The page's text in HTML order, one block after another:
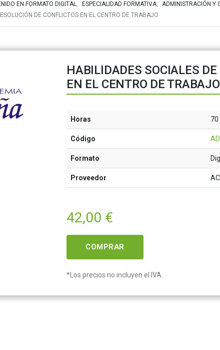
EN FORMATO DIGITAL, ESPECIALIDAD FORMATIVA,
ADMINISTRACIÓN Y
DE CONFLICTOS EN EL CENTRO DE TRABAJO
HABILIDADES SOCIALES
EN EL CENTRO DE TRABAJO
Horas 70
Código
Formato
Proveedor
42,00 €
COMPRAR
*Los precios no incluyen el IVA.